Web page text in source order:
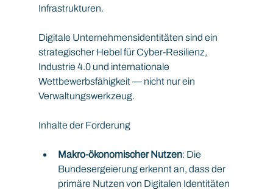
Infrastrukturen.
Digitale Unternehmensidentitäten sind ein
strategischer Hebel für Cyber-Resilienz,
Industrie 4.0 und internationale
Wettbewerbsfähigkeit — nicht nur ein
Verwaltungswerkzeug.
Inhalte der Forderung
Makro-ökonomischer Nutzen: Die
Bundesergeierung erkennt an, dass der
primäre Nutzen von Digitalen Identitäten